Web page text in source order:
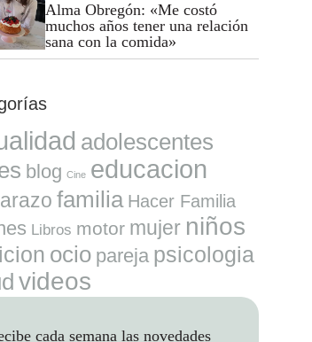
Alma Obregón: «Me costó
muchos años tener una relación
sana con la comida»
adolescentes
blog Cine educacion
familia Hacer Familia
Libros motor mujer niños
ocio pareja psicologia
videos
cada semana las novedades